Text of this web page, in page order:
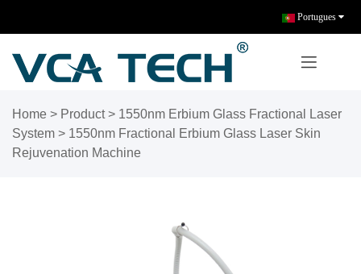
Portugues
Home > Product> 1550nm Erbium Glass Fractional Laser
System > 1550nm Fractional Erbium Glass Laser Skin
Rejuvenation Machine